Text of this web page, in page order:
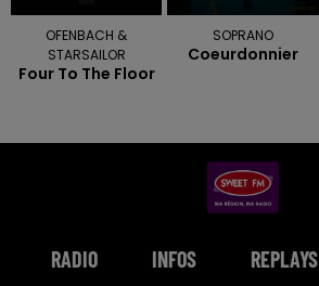
OFENBACH &
STARSAILOR
Four To The Floor
SOPRANO
Coeurdonnier
RADIO INFOS REPLAYS